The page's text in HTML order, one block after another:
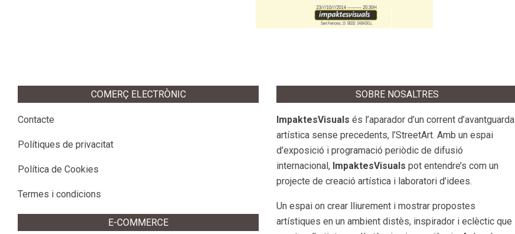
COMERÇ ELECTRÒNIC
Contacte
Polítiques de privacitat
Política de Cookies
Termes i condicions
E-COMMERCE
SOBRE NOSALTRES
ImpaktesVisuals és l’aparador d’un corrent d’avantguarda
artística sense precedents, l’StreetArt. Amb un espai
d’exposició i programació periòdic de difusió
internacional, ImpaktesVisuals pot entendre’s com un
projecte de creació artística i laboratori d’idees.
Un espai on crear lliurement i mostrar propostes
artístiques en un ambient distès, inspirador i eclèctic que